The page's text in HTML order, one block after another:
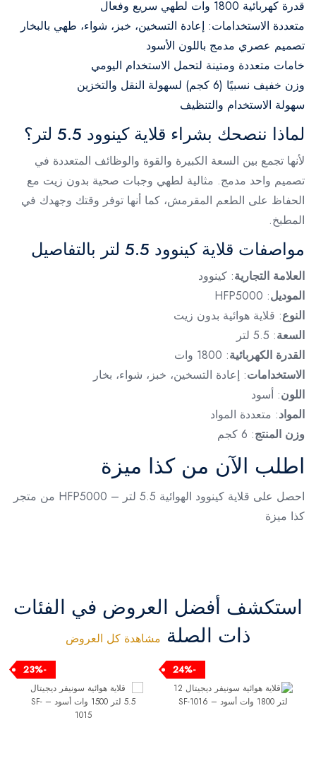
قدرة كهربائية 1800 وات لطهي سريع وفعال
متعددة الاستخدامات: إعادة التسخين، خبز، شواء، طهي بالبخار
تصميم عصري مدمج باللون الأسود
خامات متعددة ومتينة لتحمل الاستخدام اليومي
وزن خفيف نسبيًا (6 كجم) لسهولة النقل والتخزين
سهولة الاستخدام والتنظيف
لماذا ننصحك بشراء قلاية كينوود 5.5 لتر؟
لأنها تجمع بين السعة الكبيرة والقوة والوظائف المتعددة في
تصميم واحد مدمج. مثالية لطهي وجبات صحية بدون زيت مع
الحفاظ على الطعم المقرمش، كما أنها توفر وقتك وجهدك في
المطبخ.
مواصفات قلاية كينوود 5.5 لتر بالتفاصيل
العلامة التجارية: كينوود
الموديل: HFP5000
النوع: قلاية هوائية بدون زيت
السعة: 5.5 لتر
القدرة الكهربائية: 1800 وات
الاستخدامات: إعادة التسخين، خبز، شواء، بخار
اللون: أسود
المواد: متعددة المواد
وزن المنتج: 6 كجم
اطلب الآن من كذا ميزة
احصل على قلاية كينوود الهوائية 5.5 لتر – HFP5000 من متجر
كذا ميزة
استكشف أفضل العروض في الفئات
ذات الصلة مشاهدة كل العروض
-24%
-23%